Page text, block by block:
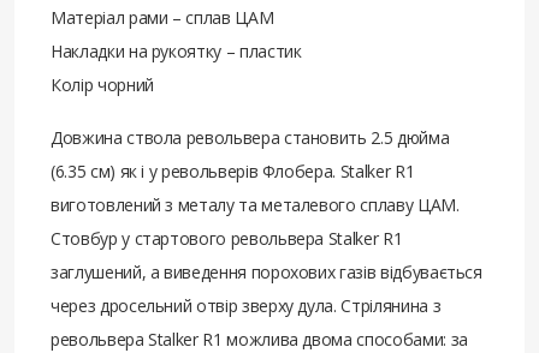
Матеріал рами – сплав ЦАМ
Накладки на рукоятку – пластик
Колір чорний
Довжина ствола револьвера становить 2.5 дюйма
(6.35 см) як і у револьверів Флобера. Stalker R1
виготовлений з металу та металевого сплаву ЦАМ.
Стовбур у стартового револьвера Stalker R1
заглушений, а виведення порохових газів відбувається
через дросельний отвір зверху дула. Стрілянина з
револьвера Stalker R1 можлива двома способами: за